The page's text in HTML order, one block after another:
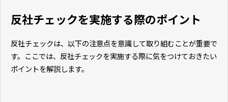
反社チェックを実施する際のポイント
反社チェックは、以下の注意点を意識して取り組むことが重要で
す。ここでは、反社チェックを実施する際に気をつけておきたい
ポイントを解説します。